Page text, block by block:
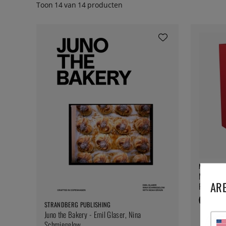
Toon 14van 14 producten
STRANDBERG PUBLISHING
Juno the Bakery - Emil Glaser, Nina
€ 420